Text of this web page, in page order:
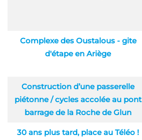
Complexe des Oustalous - gite
d'étape en Ariège
Construction d’une passerelle
piétonne / cycles accolée au pont
barrage de la Roche de Glun
30 ans plus tard, place au Téléo !